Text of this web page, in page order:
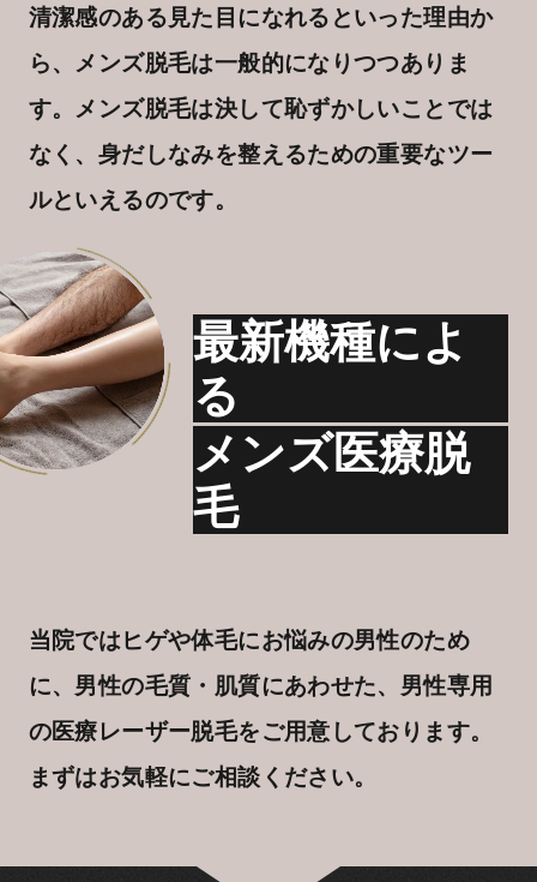
清潔感のある見た目になれるといった理由か
ら、メンズ脱毛は一般的になりつつありま
す。メンズ脱毛は決して恥ずかしいことでは
なく、身だしなみを整えるための重要なツー
ルといえるのです。
最新機種によ
る
メンズ医療脱
毛
当院ではヒゲや体毛にお悩みの男性のため
に、男性の毛質・肌質にあわせた、男性専用
の医療レーザー脱毛をご用意しております。
まずはお気軽にご相談ください。